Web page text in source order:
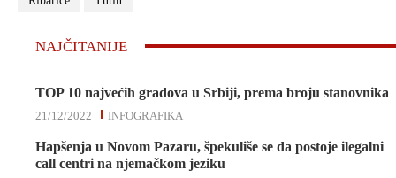
NAJČITANIJE
TOP 10 najvećih gradova u Srbiji, prema broju stanovnika
INFOGRAFIKA
21/12/2022
Hapšenja u Novom Pazaru, špekuliše se da postoje ilegalni
call centri na njemačkom jeziku